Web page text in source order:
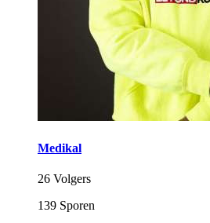
Medikal
26 Volgers
139 Sporen